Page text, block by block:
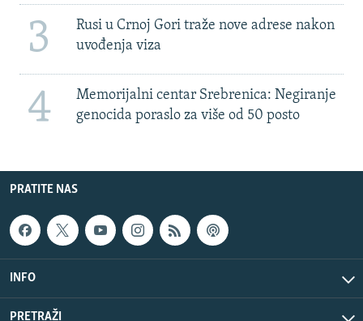
3
Rusi u Crnoj Gori traže nove adrese nakon
uvođenja viza
4
Memorijalni centar Srebrenica: Negiranje
genocida poraslo za više od 50 posto
PRATITE NAS
INFO
PRETRAŽI